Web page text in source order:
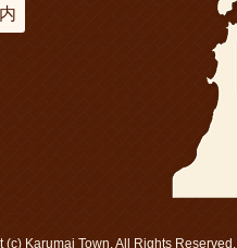
(c) Karumai Town. All Rights Reserved.